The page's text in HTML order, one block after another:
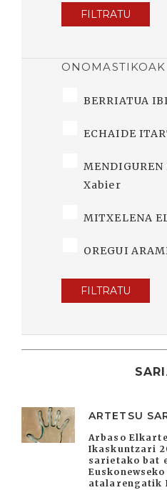
FILTRATU
ONOMASTIKOAK
BERRIATUA
ECHAIDE
MENDIGUREN
Xabier
MITXELENA
OREGUI
FILTRATU
ARTETSU
Arbaso
Ikaskuntzari
sarietako bat
atalarengatik